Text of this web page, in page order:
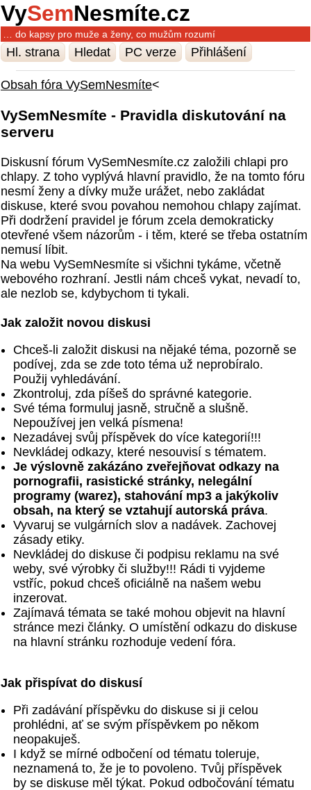
VySemNesmíte.cz
… do kapsy pro muže a ženy, co mužům rozumí
Hl. strana Hledat PC verze Přihlášení
Obsah fóra VySemNesmíte<
VySemNesmíte - Pravidla diskutování na
serveru
Diskusní fórum VySemNesmíte.cz založili chlapi pro
chlapy. Z toho vyplývá hlavní pravidlo, že na tomto fóru
nesmí ženy a dívky muže urážet, nebo zakládat
diskuse, které svou povahou nemohou chlapy zajímat.
Při dodržení pravidel je fórum zcela demokraticky
otevřené všem názorům - i těm, které se třeba ostatním
nemusí líbit.
Na webu VySemNesmíte si všichni tykáme, včetně
webového rozhraní. Jestli nám chceš vykat, nevadí to,
ale nezlob se, kdybychom ti tykali.
Jak založit novou diskusi
Chceš-li založit diskusi na nějaké téma, pozorně se
podívej, zda se zde toto téma už neprobíralo.
Použij vyhledávání.
Zkontroluj, zda píšeš do správné kategorie.
Své téma formuluj jasně, stručně a slušně.
Nepoužívej jen velká písmena!
Nezadávej svůj příspěvek do více kategorií!!!
Nevkládej odkazy, které nesouvisí s tématem.
Je výslovně zakázáno zveřejňovat odkazy na
pornografii, rasistické stránky, nelegální
programy (warez), stahování mp3 a jakýkoliv
obsah, na který se vztahují autorská práva.
Vyvaruj se vulgárních slov a nadávek. Zachovej
zásady etiky.
Nevkládej do diskuse či podpisu reklamu na své
weby, své výrobky či služby!!! Rádi ti vyjdeme
vstříc, pokud chceš oficiálně na našem webu
inzerovat.
Zajímavá témata se také mohou objevit na hlavní
stránce mezi články. O umístění odkazu do diskuse
na hlavní stránku rozhoduje vedení fóra.
Jak přispívat do diskusí
Při zadávání příspěvku do diskuse si ji celou
prohlédni, ať se svým příspěvkem po někom
neopakuješ.
I když se mírné odbočení od tématu toleruje,
neznamená to, že je to povoleno. Tvůj příspěvek
by se diskuse měl týkat. Pokud odbočování tématu